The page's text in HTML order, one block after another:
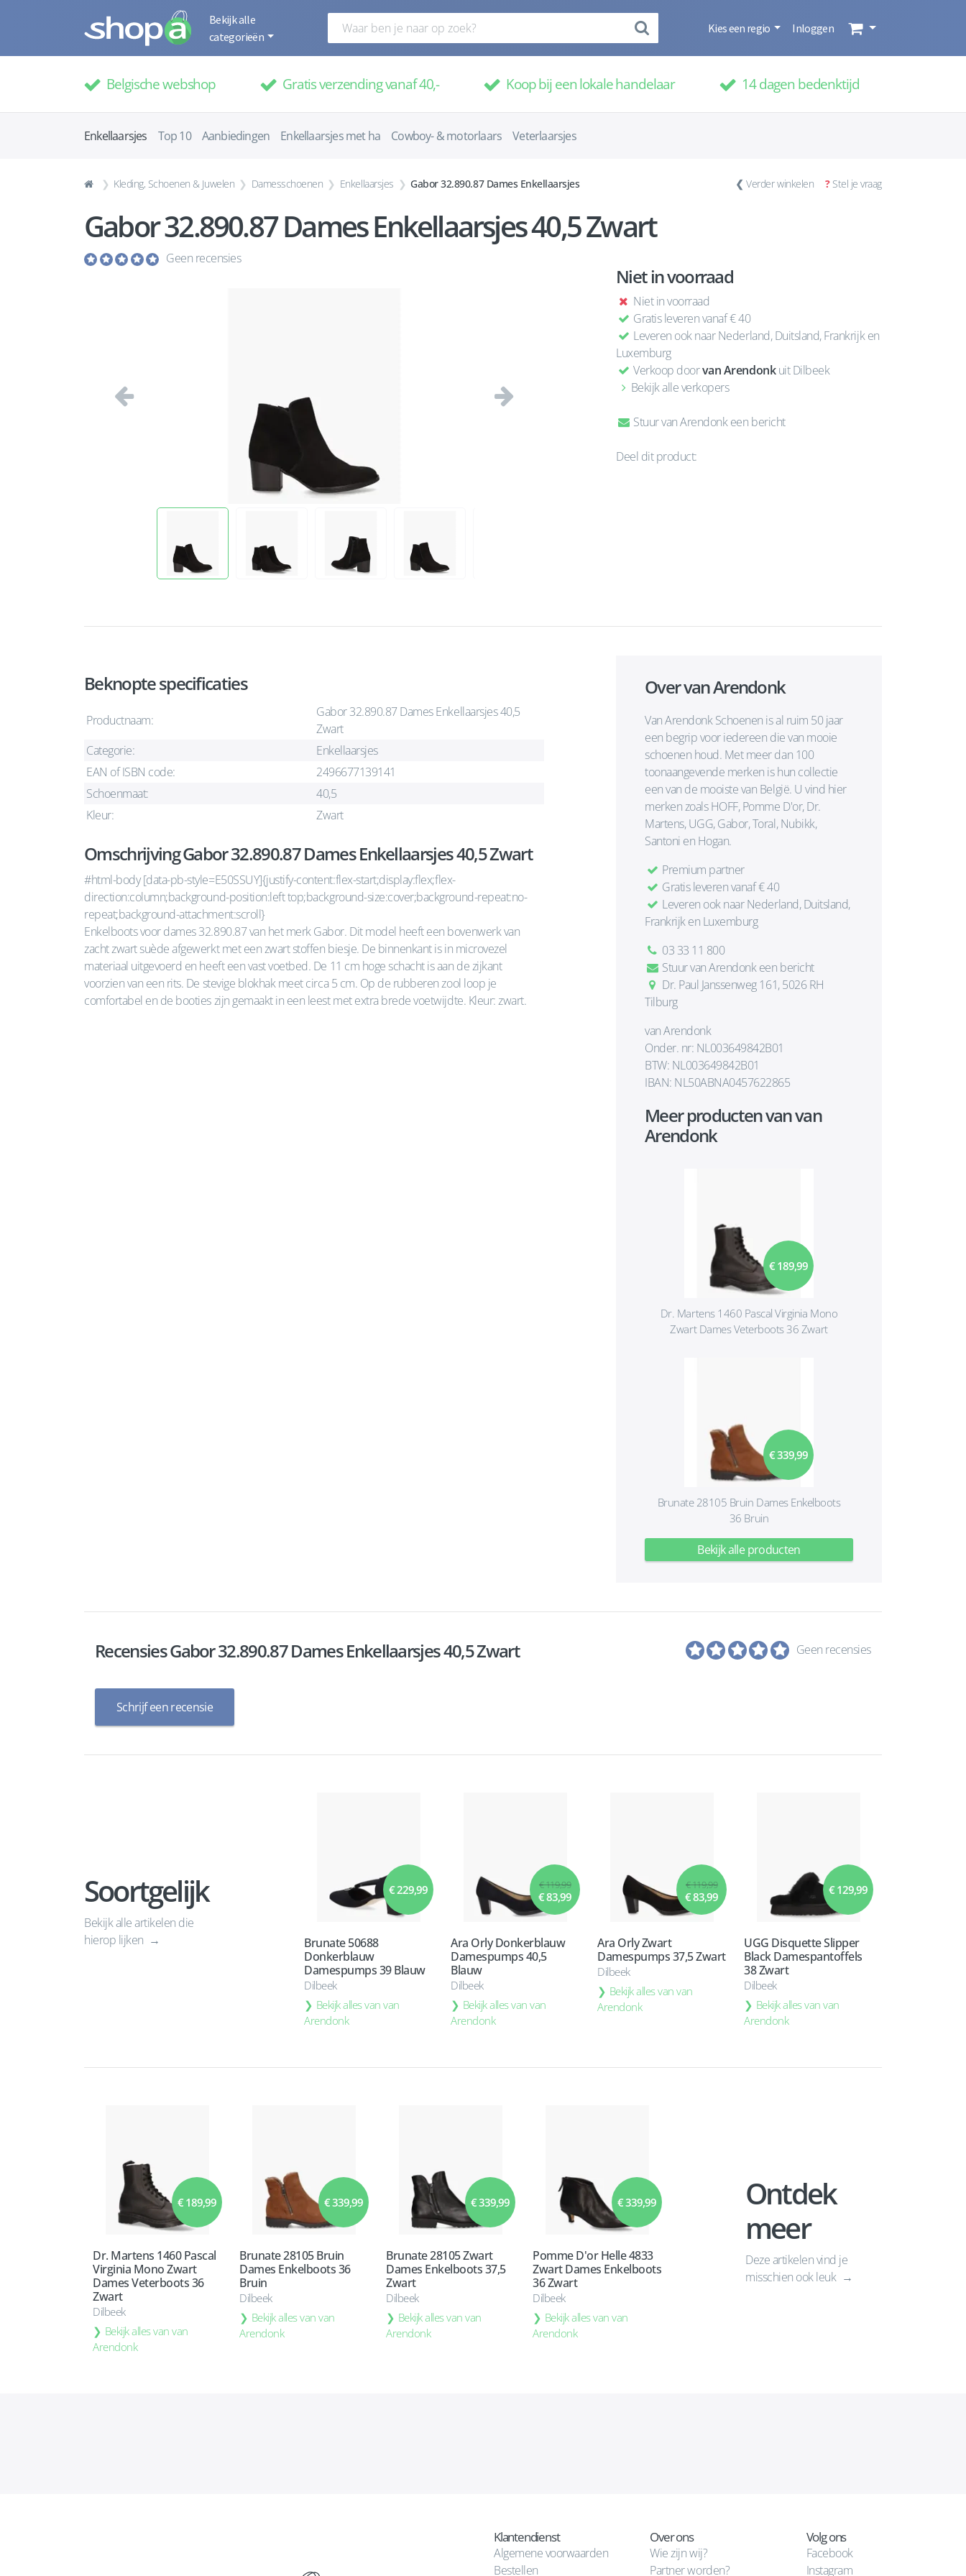
Bekijk alle
categorieën
Kies een regio Inloggen
Belgische webshop Gratis verzending vanaf 40,- Koop bij een lokale handelaar 14 dagen bedenktijd
Enkellaarsjes Top 10 Aanbiedingen Enkellaarsjes met ha Cowboy- & motorlaars Veterlaarsjes
Kleding, Schoenen & Juwelen Damesschoenen Enkellaarsjes Gabor 32.890.87 Dames Enkellaarsjes ❮ Verder winkelen ? Stel je vraag
Gabor 32.890.87 Dames Enkellaarsjes 40,5 Zwart
Geen recensies
Vorige Volgende
Niet in voorraad
Niet in voorraad
Gratis leveren vanaf € 40
Leveren ook naar Nederland, Duitsland, Frankrijk en
Luxemburg
Verkoop doorvan Arendonkuit Dilbeek
Bekijk alle verkopers
Stuur van Arendonk een bericht
Deel dit product:
Beknopte specificaties
Productnaam:
Gabor 32.890.87 Dames Enkellaarsjes 40,5
Zwart
Categorie:
Enkellaarsjes
EAN of ISBN code:
2496677139141
Schoenmaat:
40,5
Kleur:
Zwart
Omschrijving Gabor 32.890.87 Dames Enkellaarsjes 40,5 Zwart
#html-body [data-pb-style=E50SSUY]{justify-content:flex-start;display:flex;flex-
direction:column;background-position:left top;background-size:cover;background-repeat:no-
repeat;background-attachment:scroll}
Enkelboots voor dames 32.890.87 van het merk Gabor. Dit model heeft een bovenwerk van
zacht zwart suède afgewerkt met een zwart stoffen biesje. De binnenkant is in microvezel
materiaal uitgevoerd en heeft een vast voetbed. De 11 cm hoge schacht is aan de zijkant
voorzien van een rits. De stevige blokhak meet circa 5 cm. Op de rubberen zool loop je
comfortabel en de booties zijn gemaakt in een leest met extra brede voetwijdte. Kleur: zwart.
Over van Arendonk
Van Arendonk Schoenen is al ruim 50 jaar
een begrip voor iedereen die van mooie
schoenen houd. Met meer dan 100
toonaangevende merken is hun collectie
een van de mooiste van België. U vind hier
merken zoals HOFF, Pomme D'or, Dr.
Martens, UGG, Gabor, Toral, Nubikk,
Santoni en Hogan.
Premium partner
Gratis leveren vanaf € 40
Leveren ook naar Nederland, Duitsland,
Frankrijk en Luxemburg
03 33 11 800
Stuur van Arendonk een bericht
Dr. Paul Janssenweg 161, 5026 RH
Tilburg
van Arendonk
Onder. nr: NL003649842B01
BTW: NL003649842B01
IBAN: NL50ABNA0457622865
Meer producten van van
Arendonk
€ 189,99
Dr. Martens 1460 Pascal Virginia Mono
Zwart Dames Veterboots 36 Zwart
€ 339,99
Brunate 28105 Bruin Dames Enkelboots
36 Bruin
Bekijk alle producten
Recensies Gabor 32.890.87 Dames Enkellaarsjes 40,5 Zwart Geen recensies
Schrijf een recensie
Soortgelijk
Bekijk alle artikelen die
hierop lijken
€ 229,99
Brunate 50688
Donkerblauw
Damespumps 39 Blauw
Dilbeek
Bekijk alles van van
Arendonk
€ 119,99
€ 83,99
Ara Orly Donkerblauw
Damespumps 40,5
Blauw
Dilbeek
Bekijk alles van van
Arendonk
€ 119,99
€ 83,99
Ara Orly Zwart
Damespumps 37,5 Zwart
Dilbeek
Bekijk alles van van
Arendonk
€ 129,99
UGG Disquette Slipper
Black Damespantoffels
38 Zwart
Dilbeek
Bekijk alles van van
Arendonk
€ 189,99
Dr. Martens 1460 Pascal
Virginia Mono Zwart
Dames Veterboots 36
Zwart
Dilbeek
Bekijk alles van van
Arendonk
€ 339,99
Brunate 28105 Bruin
Dames Enkelboots 36
Bruin
Dilbeek
Bekijk alles van van
Arendonk
€ 339,99
Brunate 28105 Zwart
Dames Enkelboots 37,5
Zwart
Dilbeek
Bekijk alles van van
Arendonk
€ 339,99
Pomme D'or Helle 4833
Zwart Dames Enkelboots
36 Zwart
Dilbeek
Bekijk alles van van
Arendonk
Ontdek
meer
Deze artikelen vind je
misschien ook leuk
Klantendienst
Algemene voorwaarden
Bestellen
Over ons
Wie zijn wij?
Partner worden?
Volg ons
Facebook
Instagram